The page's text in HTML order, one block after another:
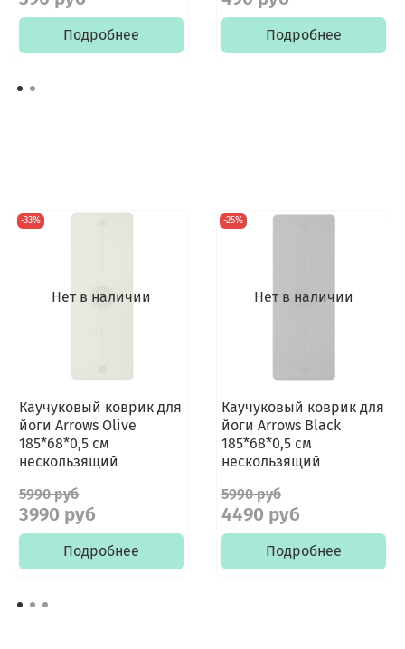
Подробнее Подробнее
Нет в наличии
-33%
Каучуковый коврик для
йоги Arrows Olive
185*68*0,5 см
нескользящий
5990 руб
3990 руб
Подробнее
Нет в наличии
-25%
Каучуковый коврик для
йоги Arrows Black
185*68*0,5 см
нескользящий
5990 руб
4490 руб
Подробнее